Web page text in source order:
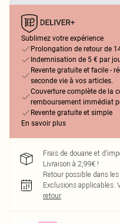
Sublimez votre expérience
Prolongation de retour de
Indemnisation de 5 € par
Revente gratuite et facile -
seconde vie à vos articles.
Couverture complète de la
remboursement immédiat
Revente gratuite et simple
En savoir plus
Frais de douane et
Livraison à 2,99€ !
Retour possible dans
Exclusions applicables.
retour